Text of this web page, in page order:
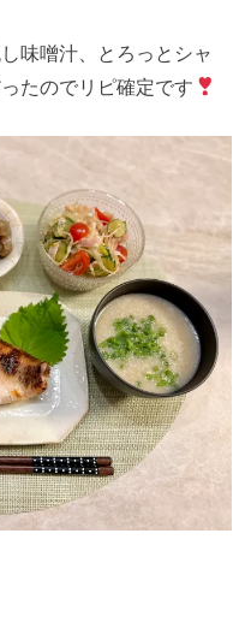
味噌汁、とろっとシャ
たのでリピ確定です